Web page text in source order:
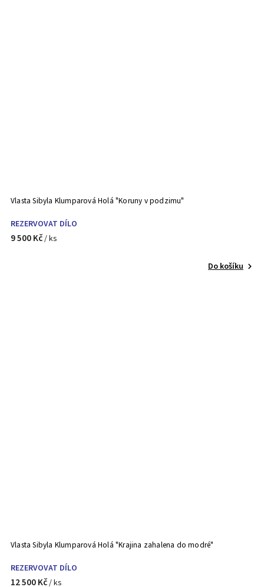
Vlasta Sibyla Klumparová Holá "Koruny v podzimu"
REZERVOVAT DÍLO
9 500 Kč/ ks
Do košíku
Vlasta Sibyla Klumparová Holá "Krajina zahalena do modré"
REZERVOVAT DÍLO
12 500 Kč/ ks